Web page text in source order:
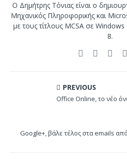
Ο Δημήτρης Τόνιας είναι ο
Μηχανικός Πληροφορικής και
με τους τίτλους MCSA σε
8.
PREVIOUS
Office Online, το νέο
Google+, βάλε τέλος στα emails